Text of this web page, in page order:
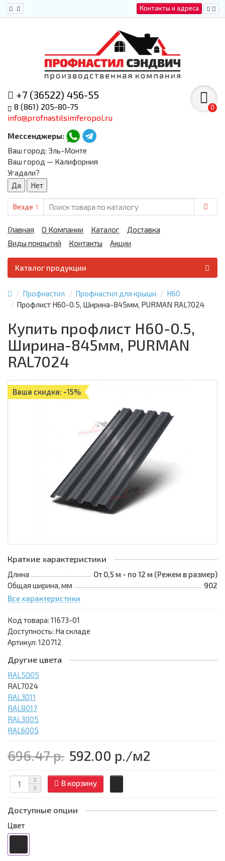
Контакты и адреса
+7 (36522) 456-55
8 (861) 205-80-75
info@profnastilsimferopol.ru
Мессенджеры:
0
Ваш город: Эль-Монте
Ваш город — Калифорния
Угадали?
Везде
Главная О Компании Каталог
Доставка
Виды покрытий
Контакты Акции
Каталог продукции
Профнастил Профнастил для крыши
Н60
Профлист Н60-0.5, Ширина-845мм, PURMAN RAL7024
Купить профлист Н60-0.5,
Ширина-845мм, PURMAN
RAL7024
Ваша скидка: -15%
Краткие характеристики
Длина
От 0,5 м - по 12 м (Режем в размер)
Общая ширина, мм
902
Все характеристики
Код товара: 11673-01
Доступность: На складе
Артикул: 120712
Другие цвета
RAL5005
RAL7024
RAL3011
RAL8017
RAL3005
RAL6005
696.47 р. 592.00 р./м2
В корзину
Доступные опции
Цвет